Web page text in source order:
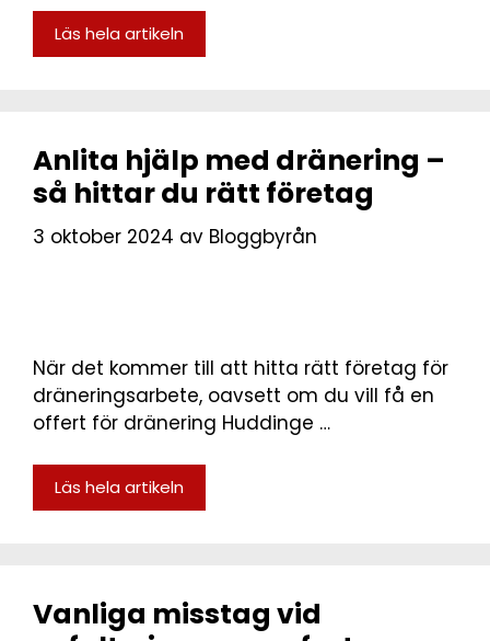
Läs hela artikeln
Anlita hjälp med dränering –
så hittar du rätt företag
3 oktober 2024 av Bloggbyrån
När det kommer till att hitta rätt företag för
dräneringsarbete, oavsett om du vill få en
offert för dränering Huddinge …
Läs hela artikeln
Vanliga misstag vid